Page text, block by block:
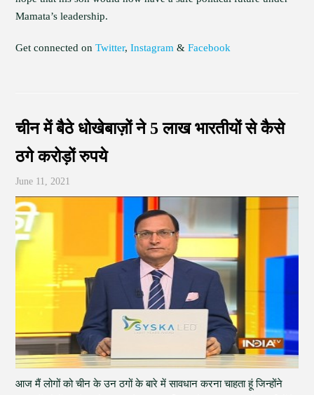
Mamata’s leadership.
Get connected onTwitter,Instagram &Facebook
चीन में बैठे धोखेबाज़ों ने 5 लाख भारतीयों से कैसे
ठगे करोड़ों रुपये
June 11, 2021
आज मैं लोगों को चीन के उन ठगों के बारे में सावधान करना चाहता हूं जिन्होंने